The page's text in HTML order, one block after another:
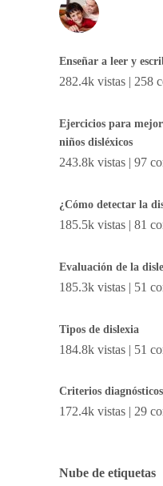
Enseñar a leer y
282.4k vistas | 258
Ejercicios para
niños disléxicos
243.8k vistas | 97
¿Cómo detectar la
185.5k vistas | 81
Evaluación de la
185.3k vistas | 51
Tipos de dislexia
184.8k vistas | 51
Criterios
172.4k vistas | 29
Nube de etiquetas